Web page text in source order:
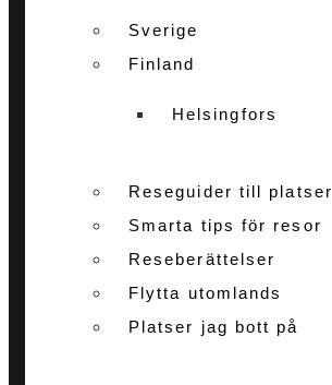
Sverige
Finland
Helsingfors
Reseguider till platser
Smarta tips för resor
Reseberättelser
Flytta utomlands
Platser jag bott på